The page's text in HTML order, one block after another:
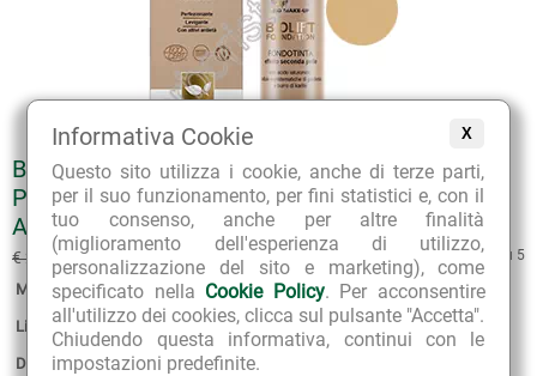
X
Informativa Cookie
Questo sito utilizza i cookie, anche di terze parti,
per il suo funzionamento, per fini statistici e, con il
tuo consenso, anche per altre finalità
(miglioramento dell'esperienza di utilizzo,
personalizzazione del sito e marketing), come
specificato nella Cookie Policy. Per acconsentire
all'utilizzo dei cookies, clicca sul pulsante "Accetta".
Chiudendo questa informativa, continui con le
impostazioni predefinite.
BIOLIFT FONDOTINTA EFFETTO SECONDA
PELLE BIOLOGICO - TONALITÀ 15 CHIARA +
AQUA GEL OMAGGIO
€ 29.50 € 20.65 (sconto 30%) 5 su 5
Marca: Lepo
Linea: Bio Make Up
Disponibilità: 1